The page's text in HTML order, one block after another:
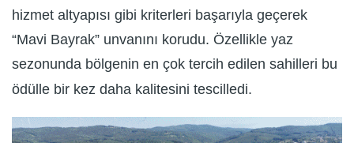
hizmet altyapısı gibi kriterleri başarıyla geçerek
“Mavi Bayrak” unvanını korudu. Özellikle yaz
sezonunda bölgenin en çok tercih edilen sahilleri bu
ödülle bir kez daha kalitesini tescilledi.